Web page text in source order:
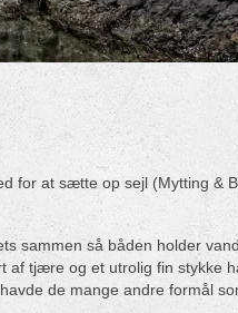
at sætte op sejl (Mytting &
sammen så båden holder
tjære og et utrolig fin stykke
de mange andre formål